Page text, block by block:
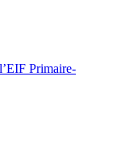
Primaire-